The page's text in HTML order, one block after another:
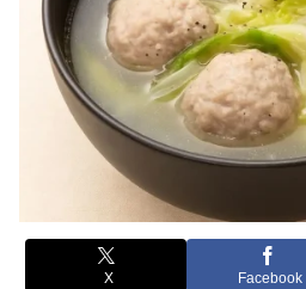
X Facebook